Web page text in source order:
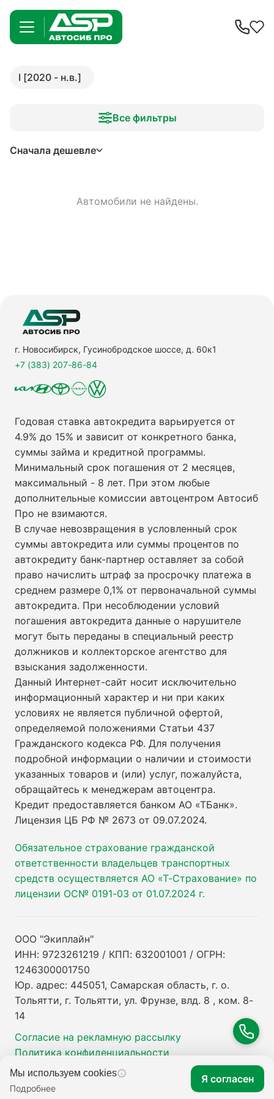
I [2020 - н.в.]
Все фильтры
Сначала дешевле
Автомобили не найдены.
г. Новосибирск, Гусинобродское шоссе, д. 60к1
+7 (383) 207-86-84
Годовая ставка автокредита варьируется от
4.9% до 15% и зависит от конкретного банка,
суммы займа и кредитной программы.
Минимальный срок погашения от 2 месяцев,
максимальный - 8 лет. При этом любые
дополнительные комиссии автоцентром Автосиб
Про не взимаются.
В случае невозвращения в условленный срок
суммы автокредита или суммы процентов по
автокредиту банк-партнер оставляет за собой
право начислить штраф за просрочку платежа в
среднем размере 0,1% от первоначальной суммы
автокредита. При несоблюдении условий
погашения автокредита данные о нарушителе
могут быть переданы в специальный реестр
должников и коллекторское агентство для
взыскания задолженности.
Данный Интернет-сайт носит исключительно
информационный характер и ни при каких
условиях не является публичной офертой,
определяемой положениями Статьи 437
Гражданского кодекса РФ. Для получения
подробной информации о наличии и стоимости
указанных товаров и (или) услуг, пожалуйста,
обращайтесь к менеджерам автоцентра.
Кредит предоставляется банком АО «ТБанк».
Лицензия ЦБ РФ № 2673 от 09.07.2024.
Обязательное страхование гражданской
ответственности владельцев транспортных
средств осуществляется АО «Т-Страхование» по
лицензии ОС№ 0191-03 от 01.07.2024 г.
ООО "Экиплайн"
ИНН: 9723261219 / КПП: 632001001 / ОГРН:
1246300001750
Юр. адрес: 445051, Самарская область, г. о.
Тольятти, г. Тольятти, ул. Фрунзе, влд. 8 , ком. 8-
14
Согласие на рекламную рассылку
Политика конфиденциальности
Мы используем cookies
Подробнее
Я согласен